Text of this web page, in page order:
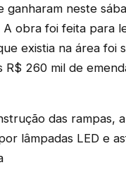
neste
obra foi feita para
existia na área
R$ 260 mil de
das rampas,
lâmpadas LED e